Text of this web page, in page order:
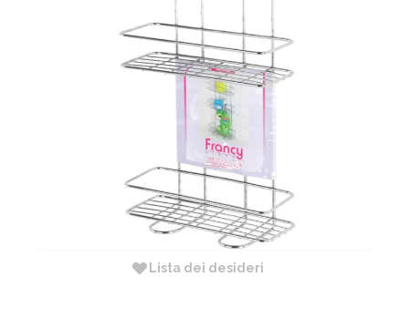
MENSOLA CON 3 RIPIANI
160021-B
RICHIEDI INFORMAZIONI
Lista dei desideri